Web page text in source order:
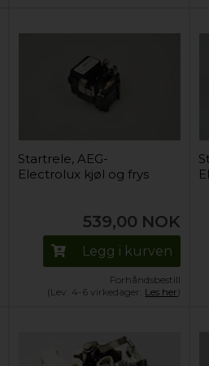
Startrele, AEG-
Electrolux kjøl og frys
539,00 NOK
Legg i kurven
Forhåndsbestill
(Lev. 4-6 virkedager. Les her)